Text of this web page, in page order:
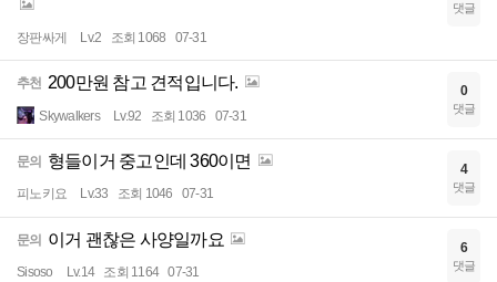
장판싸게 Lv.2 조회 1068 07-31
댓글
추천 200만원 참고 견적입니다.
Skywalkers Lv.92 조회 1036 07-31
0
댓글
문의 형들이거 중고인데 360이면
피노키요 Lv.33 조회 1046 07-31
4
댓글
문의 이거 괜찮은 사양일까요
Sisoso Lv.14 조회 1164 07-31
6
댓글